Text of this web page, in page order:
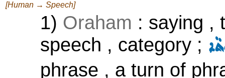
[Human → Speech]
1) Oraham : saying ,
speech , category ;
phrase , a turn of